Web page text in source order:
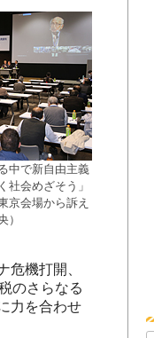
中で新自由主義
社会めざそう」
京会場から訴え
）
機打開、
のさらなる
力を合わせ